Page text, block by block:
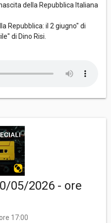
della Repubblica Italiana
Repubblica: il 2 giugno" di
di Dino Risi.
05/2026 - ore
17:00